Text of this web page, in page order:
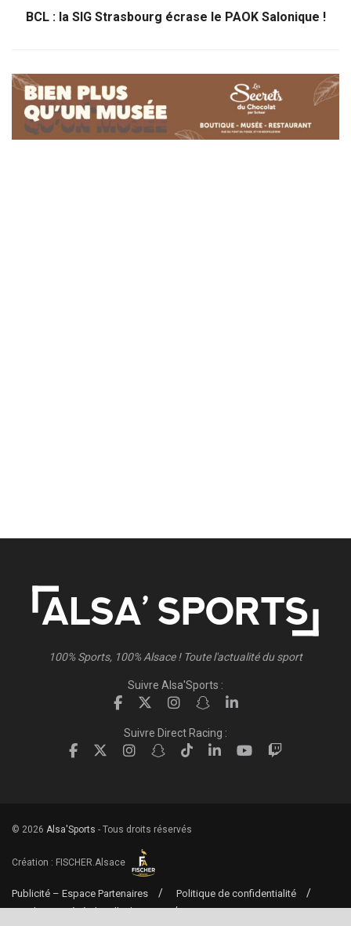
BCL : la SIG Strasbourg écrase le PAOK Salonique !
100% Sports, 100% Alsace ! Toute l'actualité du sport
Suivre Alsa'Sports :
Suivre Direct Racing :
© 2026 Alsa'Sports - Tous droits réservés
Création : FISCHER.Alsace
Publicité – Espace Partenaires
Politique de confidentialité
Conditions générales d’utilisation